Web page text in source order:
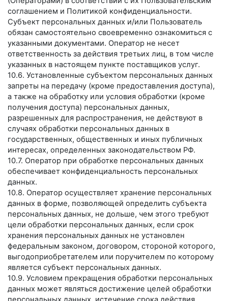
соглашением и Политикой конфиденциальности.
Субъект персональных данных и/или Пользователь
обязан самостоятельно своевременно ознакомиться с
указанными документами. Оператор не несет
ответственность за действия третьих лиц, в том числе
указанных в настоящем пункте поставщиков услуг.
10.6. Установленные субъектом персональных данных
запреты на передачу (кроме предоставления доступа),
а также на обработку или условия обработки (кроме
получения доступа) персональных данных,
разрешенных для распространения, не действуют в
случаях обработки персональных данных в
государственных, общественных и иных публичных
интересах, определенных законодательством РФ.
10.7. Оператор при обработке персональных данных
обеспечивает конфиденциальность персональных
данных.
10.8. Оператор осуществляет хранение персональных
данных в форме, позволяющей определить субъекта
персональных данных, не дольше, чем этого требуют
цели обработки персональных данных, если срок
хранения персональных данных не установлен
федеральным законом, договором, стороной которого,
выгодоприобретателем или поручителем по которому
является субъект персональных данных.
10.9. Условием прекращения обработки персональных
данных может являться достижение целей обработки